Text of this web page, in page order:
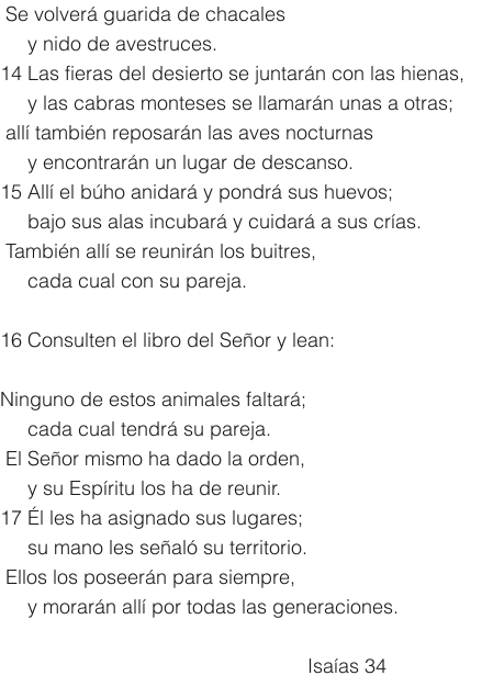
Se volverá guarida de chacales
     y nido de avestruces.
14 Las fieras del desierto se juntarán con las hienas,
     y las cabras monteses se llamarán unas a otras;
allí también reposarán las aves nocturnas
     y encontrarán un lugar de descanso.
15 Allí el búho anidará y pondrá sus huevos;
     bajo sus alas incubará y cuidará a sus crías.
También allí se reunirán los buitres,
     cada cual con su pareja.
16 Consulten el libro del Señor y lean:
Ninguno de estos animales faltará;
     cada cual tendrá su pareja.
El Señor mismo ha dado la orden,
     y su Espíritu los ha de reunir.
17 Él les ha asignado sus lugares;
     su mano les señaló su territorio.
Ellos los poseerán para siempre,
     y morarán allí por todas las generaciones.
							Isaías 34